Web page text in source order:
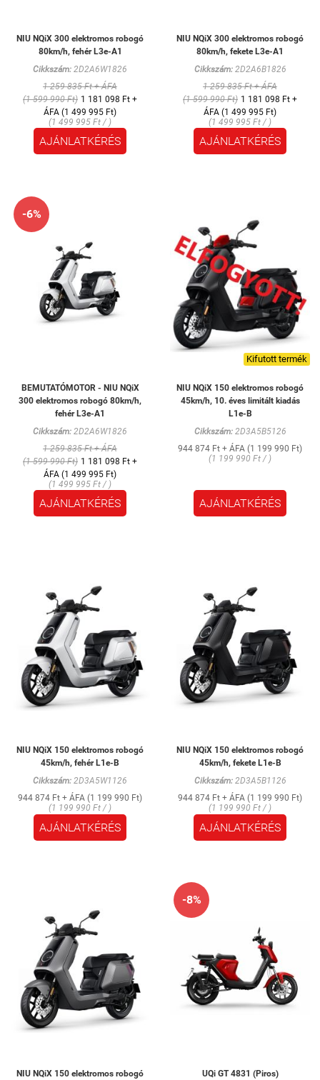
NIU NQiX 300 elektromos robogó
80km/h, fehér L3e-A1
Cikkszám: 2D2A6W1826
1 259 835 Ft + ÁFA
(1 599 990 Ft) 1 181 098 Ft +
ÁFA (1 499 995 Ft)
(1 499 995 Ft / )
AJÁNLATKÉRÉS
NIU NQiX 300 elektromos robogó
80km/h, fekete L3e-A1
Cikkszám:2D2A6B1826
1 259 835 Ft + ÁFA
(1 599 990 Ft) 1 181 098 Ft +
ÁFA (1 499 995 Ft)
(1 499 995 Ft / )
AJÁNLATKÉRÉS
-6%
BEMUTATÓMOTOR - NIU NQiX
300 elektromos robogó 80km/h,
fehér L3e-A1
Cikkszám: 2D2A6W1826
1 259 835 Ft + ÁFA
(1 599 990 Ft) 1 181 098 Ft +
ÁFA (1 499 995 Ft)
(1 499 995 Ft / )
AJÁNLATKÉRÉS
Kifutott termék
NIU NQiX 150 elektromos robogó
45km/h, 10. éves limitált kiadás
L1e-B
Cikkszám:2D3A5B5126
944 874 Ft + ÁFA (1 199 990 Ft)
(1 199 990 Ft / )
AJÁNLATKÉRÉS
NIU NQiX 150 elektromos robogó
45km/h, fehér L1e-B
Cikkszám: 2D3A5W1126
944 874 Ft + ÁFA (1 199 990 Ft)
(1 199 990 Ft / )
AJÁNLATKÉRÉS
NIU NQiX 150 elektromos robogó
45km/h, fekete L1e-B
Cikkszám:2D3A5B1126
944 874 Ft + ÁFA (1 199 990 Ft)
(1 199 990 Ft / )
AJÁNLATKÉRÉS
NIU NQiX 150 elektromos robogó
-8%
UQi GT 4831 (Piros)